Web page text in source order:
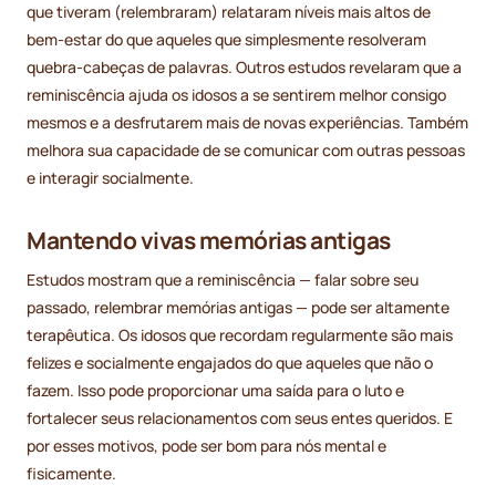
que tiveram (relembraram) relataram níveis mais altos de
bem-estar do que aqueles que simplesmente resolveram
quebra-cabeças de palavras. Outros estudos revelaram que a
reminiscência ajuda os idosos a se sentirem melhor consigo
mesmos e a desfrutarem mais de novas experiências. Também
melhora sua capacidade de se comunicar com outras pessoas
e interagir socialmente.
Mantendo vivas memórias antigas
Estudos mostram que a reminiscência — falar sobre seu
passado, relembrar memórias antigas — pode ser altamente
terapêutica. Os idosos que recordam regularmente são mais
felizes e socialmente engajados do que aqueles que não o
fazem. Isso pode proporcionar uma saída para o luto e
fortalecer seus relacionamentos com seus entes queridos. E
por esses motivos, pode ser bom para nós mental e
fisicamente.